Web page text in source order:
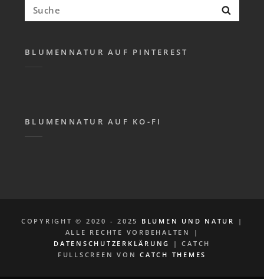
Suchen
nach:
BLUMENNATUR AUF PINTEREST
BLUMENNATUR AUF KO-FI
COPYRIGHT © 2020 - 2025 BLUMEN UND NATUR
|
ALLE RECHTE VORBEHALTEN |
DATENSCHUTZERKLÄRUNG
| CATCH
FULLSCREEN VONCATCH THEMES